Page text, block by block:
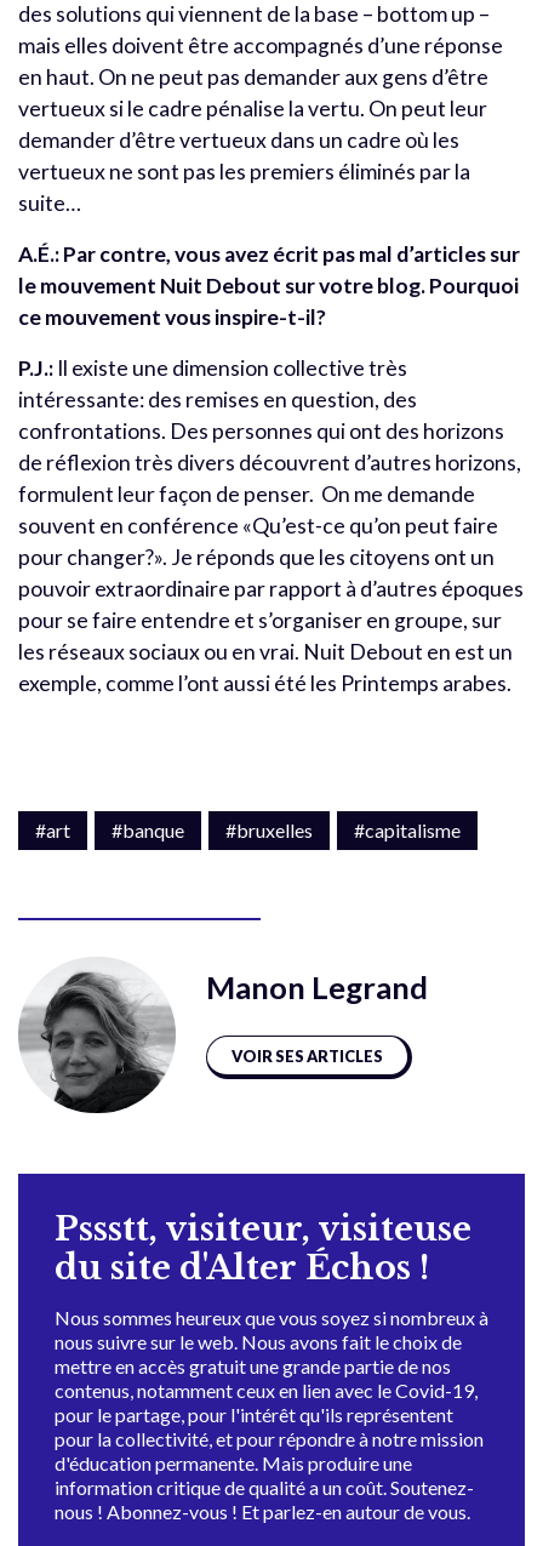
des solutions qui viennent de la base – bottom up –
mais elles doivent être accompagnés d’une réponse
en haut. On ne peut pas demander aux gens d’être
vertueux si le cadre pénalise la vertu. On peut leur
demander d’être vertueux dans un cadre où les
vertueux ne sont pas les premiers éliminés par la
suite…
A.É.: Par contre, vous avez écrit pas mal d’articles sur
le mouvement Nuit Debout sur votre blog. Pourquoi
ce mouvement vous inspire-t-il?
P.J.: Il existe une dimension collective très
intéressante: des remises en question, des
confrontations. Des personnes qui ont des horizons
de réflexion très divers découvrent d’autres horizons,
formulent leur façon de penser. On me demande
souvent en conférence «Qu’est-ce qu’on peut faire
pour changer?». Je réponds que les citoyens ont un
pouvoir extraordinaire par rapport à d’autres époques
pour se faire entendre et s’organiser en groupe, sur
les réseaux sociaux ou en vrai. Nuit Debout en est un
exemple, comme l’ont aussi été les Printemps arabes.
#art #banque #bruxelles #capitalisme
Manon Legrand
VOIR SES ARTICLES
Pssstt, visiteur, visiteuse
du site d'Alter Échos !
Nous sommes heureux que vous soyez si nombreux à
nous suivre sur le web. Nous avons fait le choix de
mettre en accès gratuit une grande partie de nos
contenus, notamment ceux en lien avec le Covid-19,
pour le partage, pour l'intérêt qu'ils représentent
pour la collectivité, et pour répondre à notre mission
d'éducation permanente. Mais produire une
information critique de qualité a un coût. Soutenez-
nous ! Abonnez-vous ! Et parlez-en autour de vous.